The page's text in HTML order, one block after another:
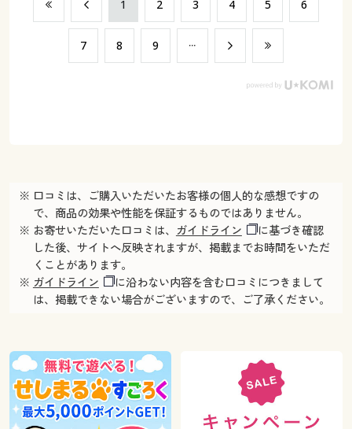
​1 ​2 ​3 ​4 ​5 ​6
​7 ​8 ​9
※ 口コミは、ご購入いただいたお客様の個人的な感想ですの
で、商品の効果や性能を保証するものではありません。
※ お寄せいただいた口コミは、 ガイドライン
に基づき確認
した後、サイトへ反映されますが、掲載までお時間をいただ
くことがあります。
※ ガイドライン
に沿わない内容を含む口コミにつきまして
は、掲載できない場合がございますので、ご了承ください。